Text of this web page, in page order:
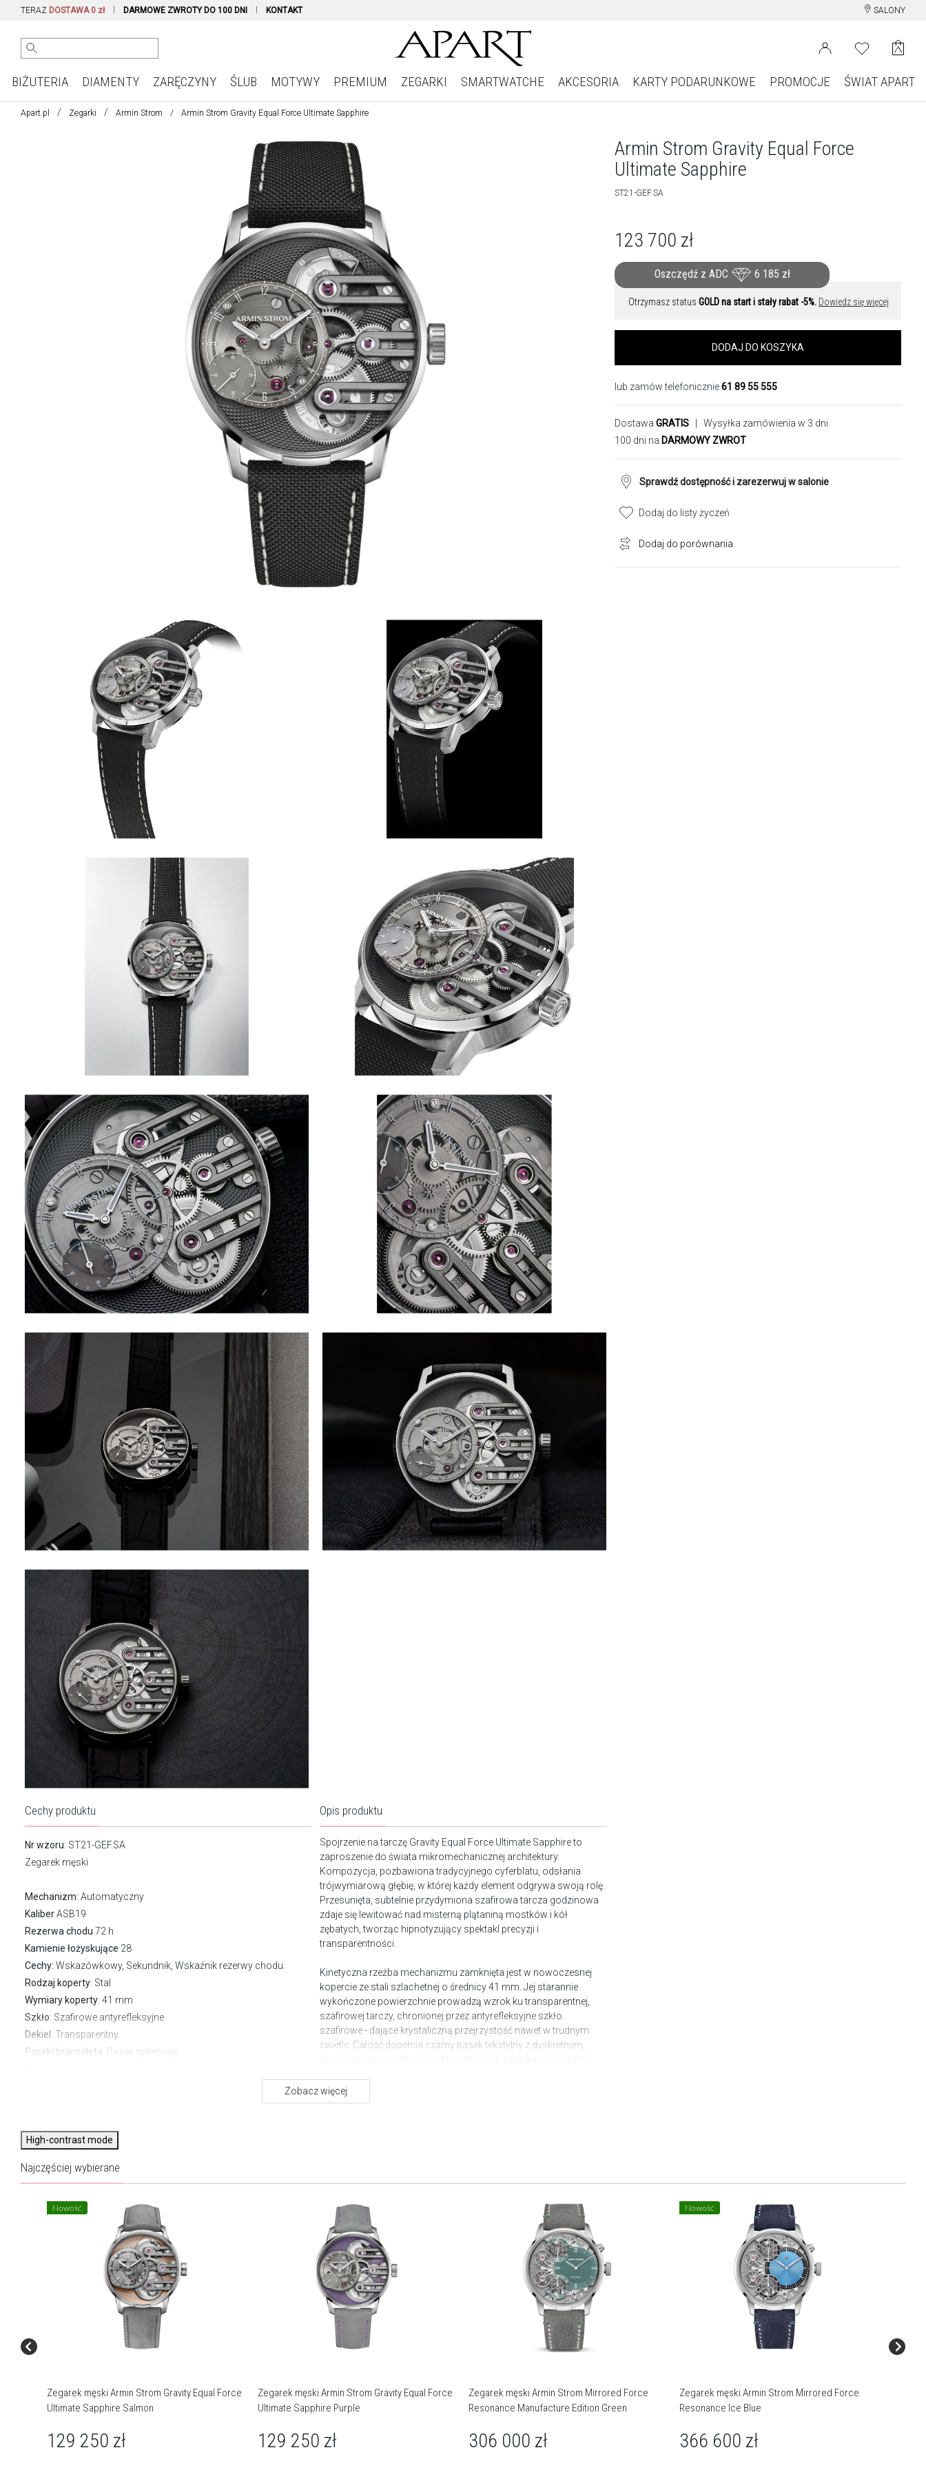
TERAZ DOSTAWA 0 zł DARMOWE ZWROTY DO 100 DNI KONTAKT SALONY
BIŻUTERIA DIAMENTY ZARĘCZYNY ŚLUB MOTYWY PREMIUM ZEGARKI SMARTWATCHE AKCESORIA KARTY PODARUNKOWE PROMOCJE ŚWIAT APART
Apart.pl Zegarki Armin Strom Armin Strom Gravity Equal Force Ultimate Sapphire
Cechy produktu
Nr wzoru: ST21-GEF.SA
Zegarek męski
Mechanizm: Automatyczny
KaliberASB19
Rezerwa chodu 72 h
Kamienie łożyskujące 28
Cechy: Wskazówkowy, Sekundnik, Wskaźnik rezerwy chodu
Rodzaj koperty: Stal
Wymiary koperty: 41 mm
Szkło: Szafirowe antyrefleksyjne
Dekiel: Transparentny
Pasek/bransoleta : Pasek nylonowy
Opis produktu
Spojrzenie na tarczę Gravity Equal Force Ultimate Sapphire to
zaproszenie do świata mikromechanicznej architektury.
Kompozycja, pozbawiona tradycyjnego cyferblatu, odsłania
trójwymiarową głębię, w której każdy element odgrywa swoją rolę.
Przesunięta, subtelnie przydymiona szafirowa tarcza godzinowa
zdaje się lewitować nad misterną plątaniną mostków i kół
zębatych, tworząc hipnotyzujący spektakl precyzji i
transparentności.
Kinetyczna rzeźba mechanizmu zamknięta jest w nowoczesnej
kopercie ze stali szlachetnej o średnicy 41 mm. Jej starannie
wykończone powierzchnie prowadzą wzrok ku transparentnej,
szafirowej tarczy, chronionej przez antyrefleksyjne szkło
szafirowe - dające krystaliczną przejrzystość nawet w trudnym
świetle. Całość dopełnia czarny pasek tekstylny z dyskretnym,
zegarmistrzowskiej.
fazowane krawędzie, aż po unikatowy wzór guilloché autorstwa
mistrza Kari Voutilainena. Wodoszczelność ustalona na poziomie
30 metrów / 3 barów zapewnia odporność na przypadkowy
kontakt z wodą.
Armin Strom Gravity Equal Force Ultimate Sapphire to manifest
awangardowego luksusu. Nie jest jedynie dodatkiem, lecz
świadomym wyborem dla konesera, który w zegarmistrzostwie
szuka dzieła inżynieryjnego na miarę sztuki. Czasomierz ten
dobrze wpisuje się w nowoczesne, designerskie stylizacje -
podkreślając indywidualizm i nieoczywiste podejście do prestiżu.
Od pierwszych ręcznie zdobionych mechanizmów po
współczesne arcydzieła haute horlogerie, Armin Strom
udowadnia, że prawdziwa istota zegarmistrzostwa tkwi nie tylko w
Zobacz więcej
Armin Strom Gravity Equal Force
Ultimate Sapphire
ST21-GEF.SA
123 700 zł
Oszczędź z ADC 6 185 zł
Otrzymasz status GOLD na start i stały rabat -5%. Dowiedz się więcej
DODAJ DO KOSZYKA
lub zamów telefonicznie61 89 55 555
Dostawa GRATIS | Wysyłka zamówienia w 3 dni
100 dni na DARMOWY ZWROT
Sprawdź dostępność i zarezerwuj w salonie
Dodaj do listy życzeń
Dodaj do porównania
High-contrast mode
Najczęściej wybierane
Nowość
Zegarek męski Armin Strom Gravity Equal Force
Ultimate Sapphire Salmon
129 250 zł
Zegarek męski Armin Strom Gravity Equal Force
Ultimate Sapphire Purple
129 250 zł
Zegarek męski Armin Strom Mirrored Force
Resonance Manufacture Edition Green
306 000 zł
Nowość
Zegarek męski Armin Strom Mirrored Force
Resonance Ice Blue
366 600 zł